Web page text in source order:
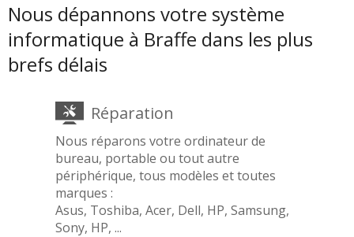
Nous dépannons votre système
informatique à Braffe dans les plus
brefs délais
Réparation
Nous réparons votre ordinateur de
bureau, portable ou tout autre
périphérique, tous modèles et toutes
marques :
Asus, Toshiba, Acer, Dell, HP, Samsung,
Sony, HP, ...